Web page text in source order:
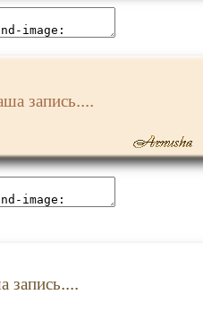
запись....
запись....